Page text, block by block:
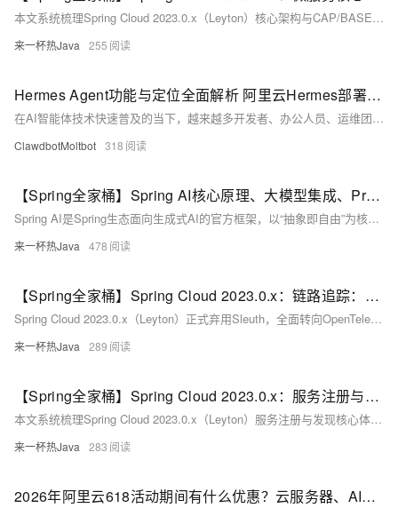
本文系统梳理Spring Cloud 2023.0.x（Leyton）核心架构与CAP/BASE理论，涵盖组件演进（如Gateway替代Zuul、Resilience4j替代Hystrix）、Nacos AP/CP双模服务治理、最终一致性落地机制（熔断、重试、消息驱动），并结合微服务设计原则与高可用实践，助力云原生架构深度理解与工程落地。
来一杯热Java 255
Hermes Agent功能与定位全面解析 阿里云Hermes部署+Token Plan配置保姆级教程
在AI智能体技术快速普及的当下，越来越多开发者、办公人员、运维团队开始依托专属智能体替代人工完成复杂推理、代码开发、内容创作、多轮任务编排等工作。Hermes Agent作为轻量化、高智能、可私有化部署的开源AI智能体，凭借**强逻辑推理、长上下文记忆、多轮任务自主规划、低资源占用**等核心优势，区别于传统对话模型与自动化工具，成为2026年个人与中小企业首选的AI落地工具。
ClawdbotMoltbot 318
【Spring全家桶】Spring AI核心原理、大模型集成、Prompt工程、RAG实现、AI Agent开发（附《思维导图》+《面试高频考点清单》）
Spring AI是Spring生态面向生成式AI的官方框架，以“抽象即自由”为核心，提供统一API、多厂商模型支持（OpenAI/Anthropic/Ollama等）、RAG、Agent及向量存储集成，让Java开发者零门槛构建生产级AI应用。
来一杯热Java 478
【Spring全家桶】Spring Cloud 2023.0.x：链路追踪：SkyWalking、OpenTelemetry（附《思维导图》+《面试高频考点清单》）
Spring Cloud 2023.0.x（Leyton）正式弃用Sleuth，全面转向OpenTelemetry标准，构建Traces/Metrics/Logs三位一体可观测性体系；推荐OpenTelemetry采集 + SkyWalking分析的“标准+专业”协同方案。
来一杯热Java 289
【Spring全家桶】Spring Cloud 2023.0.x：服务注册与发现：Nacos、Eureka、Consul（附《思维导图》+《面试高频考点清单》）
本文系统梳理Spring Cloud 2023.0.x（Leyton）服务注册与发现核心体系，涵盖Nacos（AP/CP双模）、Consul（CP）、Eureka（维护模式）三大组件原理、对比与实战，深度解析CAP理论、健康检查、高可用集群及迁移方案，助力微服务架构落地。
来一杯热Java 283
2026年阿里云618活动期间有什么优惠？云服务器、AI产品和大模型、优惠券活动介绍